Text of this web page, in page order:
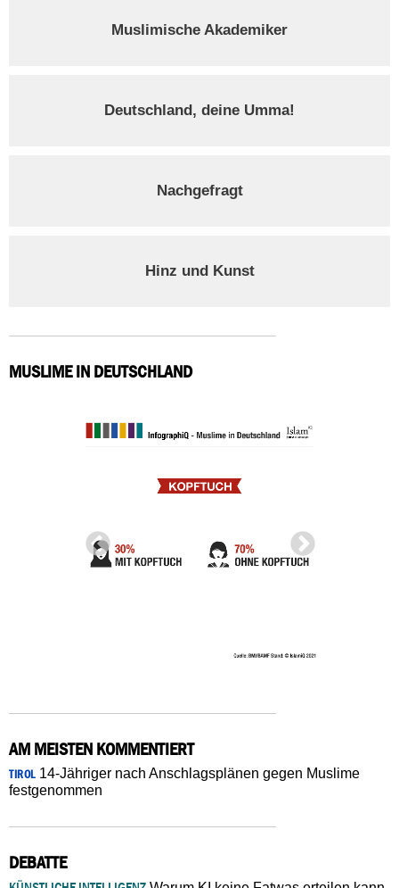
Muslimische Akademiker
Deutschland, deine Umma!
Nachgefragt
Hinz und Kunst
MUSLIME IN DEUTSCHLAND
AM MEISTEN KOMMENTIERT
TIROL14-Jähriger nach Anschlagsplänen gegen Muslime
festgenommen
DEBATTE